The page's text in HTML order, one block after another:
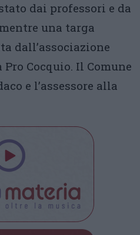
dai professori e da
una targa
dall’associazione
Cocquio. Il Comune
e l’assessore alla